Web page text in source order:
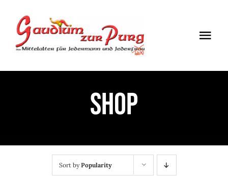
content
Shop
Sort byPopularity